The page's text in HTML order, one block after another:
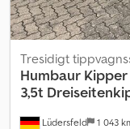
Lüdersfeld 1 043
Tresidigt
Humbaur Kipper
3,5t